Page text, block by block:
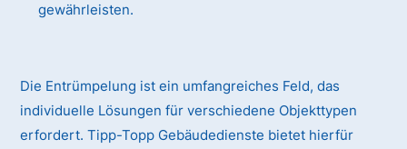
gewährleisten.
Die Entrümpelung ist ein umfangreiches Feld, das
individuelle Lösungen für verschiedene Objekttypen
erfordert. Tipp-Topp Gebäudedienste bietet hierfür